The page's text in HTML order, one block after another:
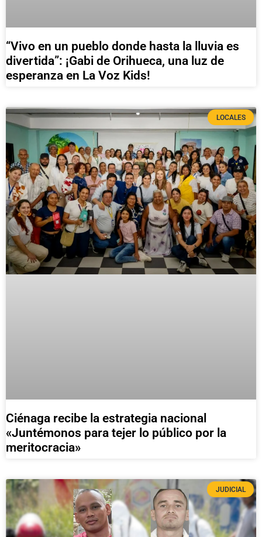
“Vivo en un pueblo donde hasta la lluvia es
divertida”: ¡Gabi de Orihueca, una luz de
esperanza en La Voz Kids!
LOCALES
Ciénaga recibe la estrategia nacional
«Juntémonos para tejer lo público por la
meritocracia»
JUDICIAL